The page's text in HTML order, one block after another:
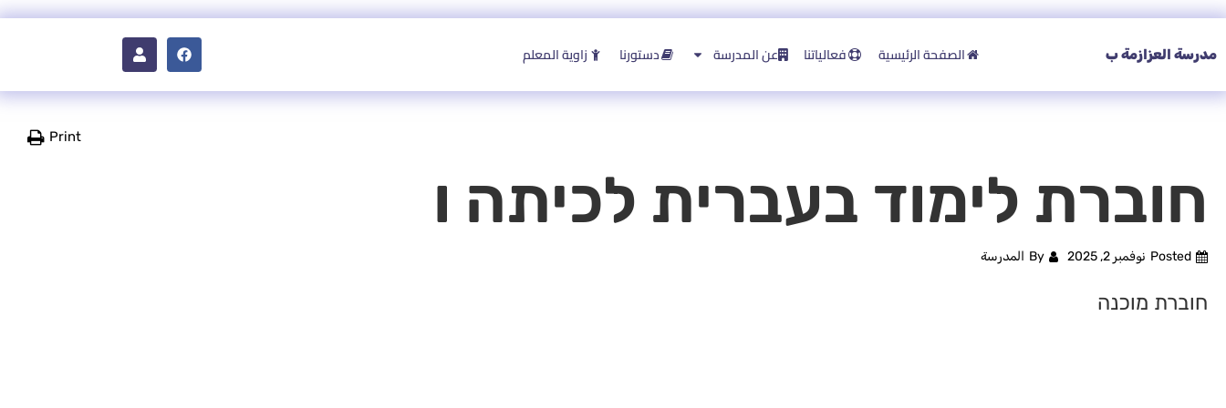
مدرسة العزازمة ب الصفحة الرئيسية فعالياتنا عن المدرسة دستورنا زاوية المعلم
Print
חוברת לימוד בעברית לכיתה ו
Posted نوفمبر 2, 2025 By المدرسة
חוברת מוכנה